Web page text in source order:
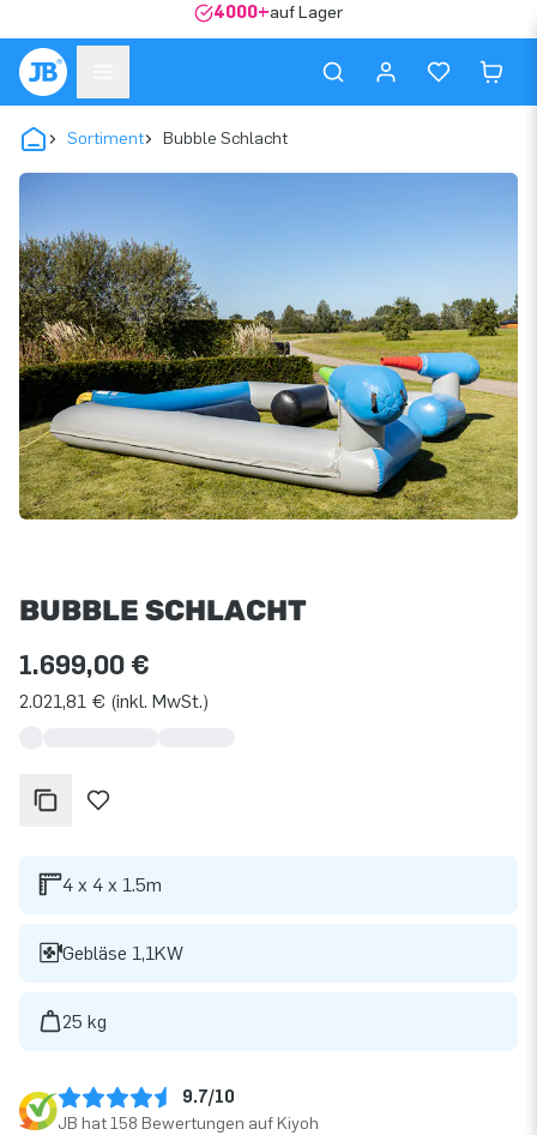
4000+auf Lager
Sortiment Bubble Schlacht
BUBBLE SCHLACHT
1.699,00 €
2.021,81 € (inkl. MwSt.)
4 x 4 x 1.5m
Gebläse 1,1KW
25 kg
9.7/10
JB hat 158 Bewertungen auf Kiyoh